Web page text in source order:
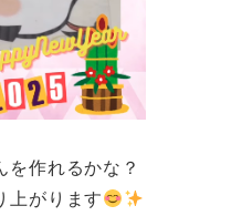
作れるかな？
上がります